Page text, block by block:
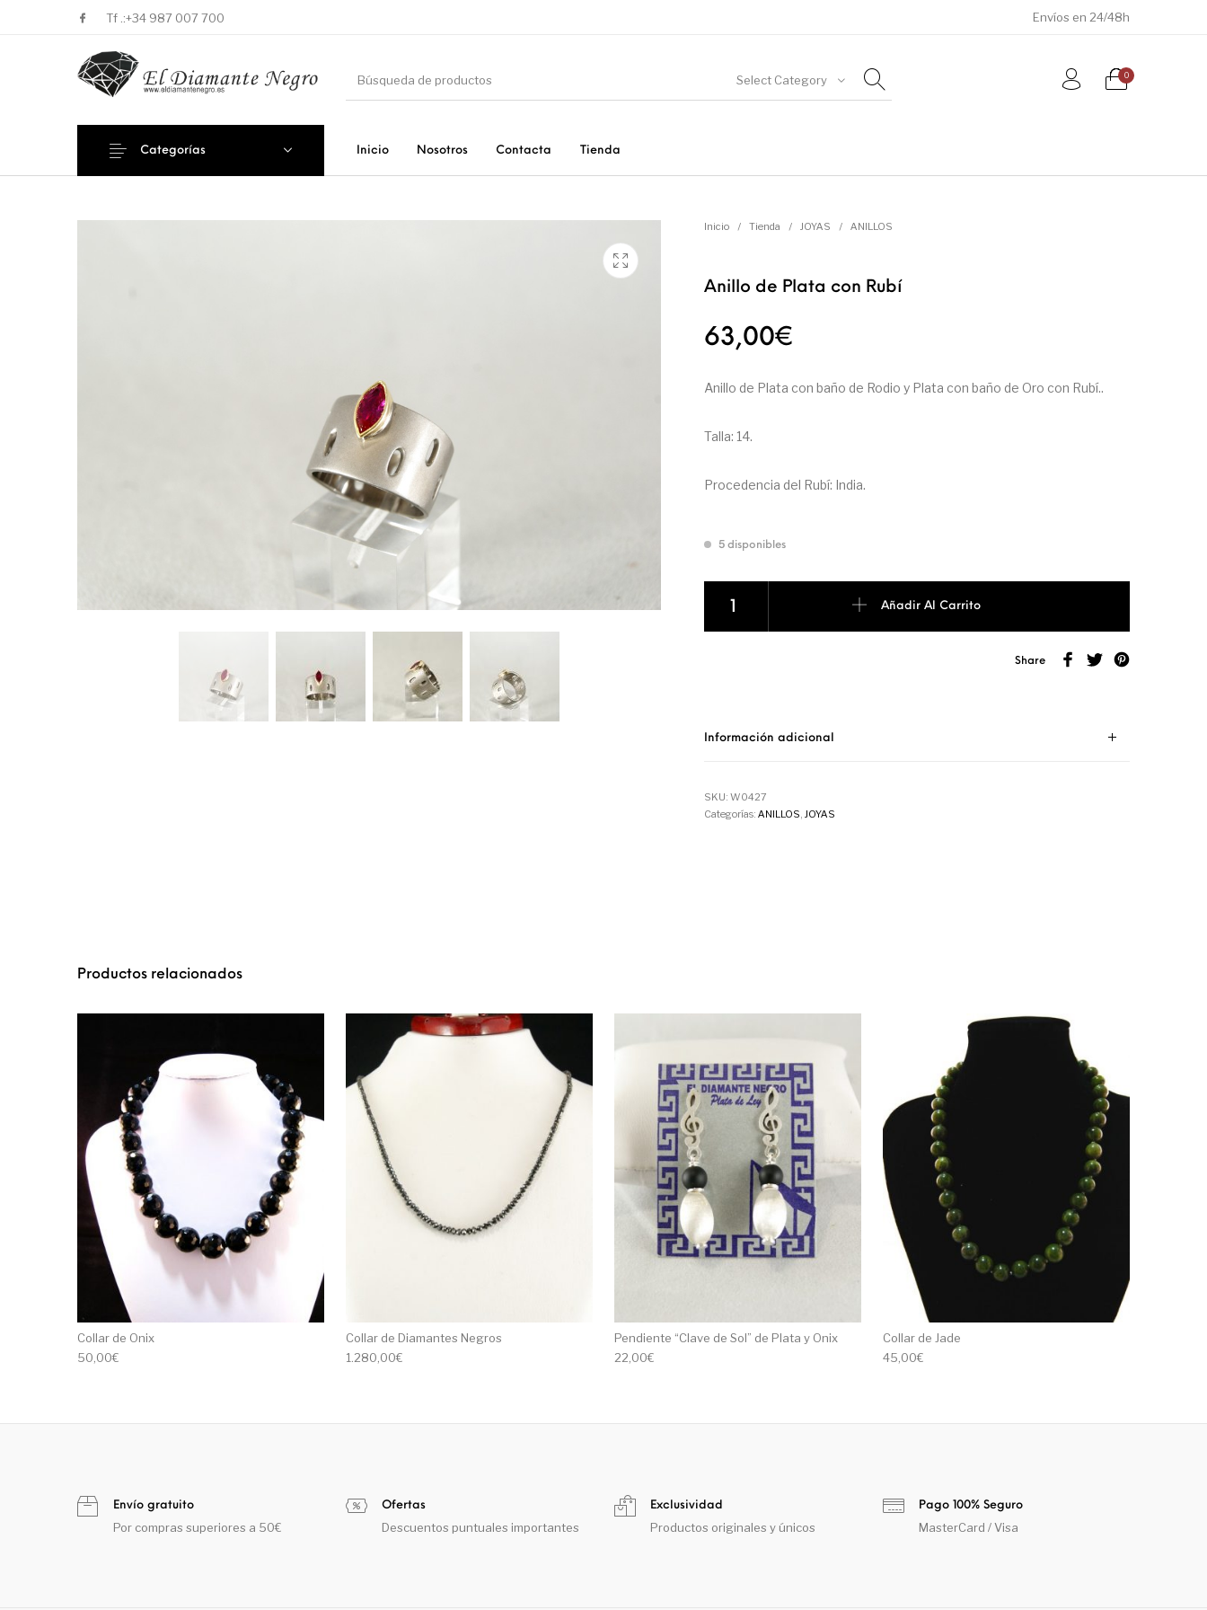
Tf .:+34 987 007 700 Envíos en 24/48h
Select Category 0
Inicio Nosotros Contacta Tienda
Categorías
Inicio / Tienda / JOYAS / ANILLOS
Anillo de Plata con Rubí
63,00€
Anillo de Plata con baño de Rodio y Plata con baño de Oro con Rubí..
Talla: 14.
Procedencia del Rubí: India.
5 disponibles
Añadir Al Carrito
Share
Información adicional
SKU: W0427
Categorías: ANILLOS JOYAS
Productos relacionados
Collar de Onix
50,00€
Collar de Diamantes Negros
1.280,00€
Pendiente “Clave de Sol” de Plata y Onix
22,00€
Collar de Jade
45,00€
Envío gratuito
Por compras superiores a 50€
Ofertas
Descuentos puntuales importantes
Exclusividad
Productos originales y únicos
Pago 100% Seguro
MasterCard / Visa